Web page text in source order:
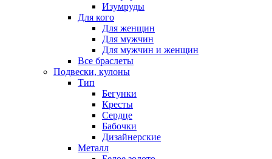
Изумруды
Для кого
Для женщин
Для мужчин
Для мужчин и женщин
Все браслеты
Подвески, кулоны
Тип
Бегунки
Кресты
Сердце
Бабочки
Дизайнерские
Металл